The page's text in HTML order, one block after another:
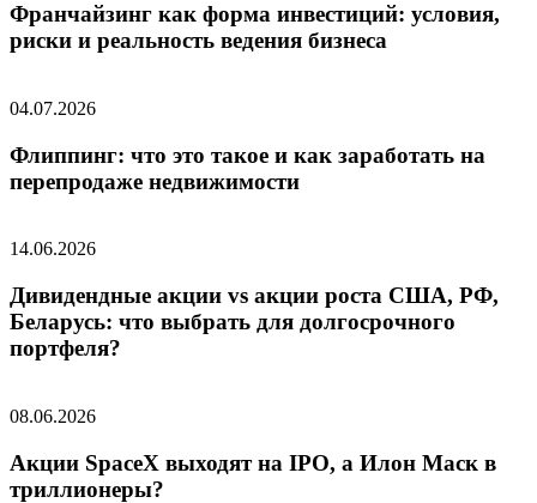
Франчайзинг как форма инвестиций: условия,
риски и реальность ведения бизнеса
04.07.2026
Флиппинг: что это такое и как заработать на
перепродаже недвижимости
14.06.2026
Дивидендные акции vs акции роста США, РФ,
Беларусь: что выбрать для долгосрочного
портфеля?
08.06.2026
Акции SpaceX выходят на IPO, а Илон Маск в
триллионеры?